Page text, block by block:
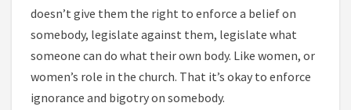
doesn’t give them the right to enforce a belief on
somebody, legislate against them, legislate what
someone can do what their own body. Like women, or
women’s role in the church. That it’s okay to enforce
ignorance and bigotry on somebody.